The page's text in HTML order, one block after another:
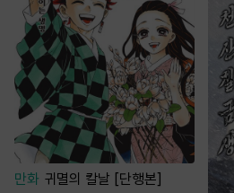
만화 귀멸의 칼날 [단행본]